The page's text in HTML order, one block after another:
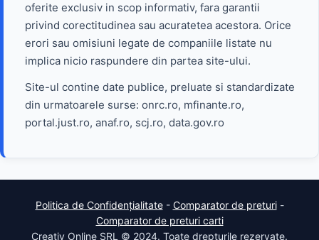
oferite exclusiv in scop informativ, fara garantii
privind corectitudinea sau acuratetea acestora. Orice
erori sau omisiuni legate de companiile listate nu
implica nicio raspundere din partea site-ului.
Site-ul contine date publice, preluate si standardizate
din urmatoarele surse: onrc.ro, mfinante.ro,
portal.just.ro, anaf.ro, scj.ro, data.gov.ro
Politica de Confidențialitate- Comparator de preturi-
Comparator de preturi carti
Creativ Online SRL © 2024. Toate drepturile rezervate.